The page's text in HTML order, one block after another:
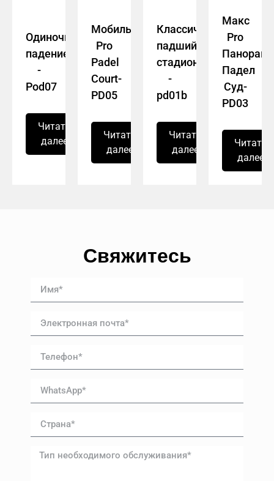
Одиночное
падение
-
Pod07
Читать
далее
Мобильный
Pro
Padel
Court-
PD05
Читать
далее
Классический
падший
стадион
-
pd01b
Читать
далее
Макс
Pro
Падел
Суд-
PD03
Читать
далее
Свяжитесь